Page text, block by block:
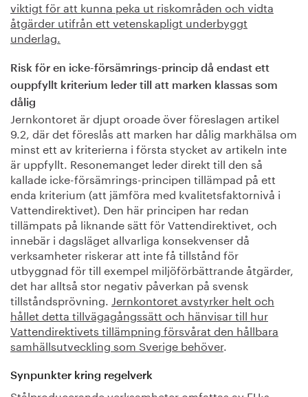
viktigt för att kunna peka ut riskområden och vidta
åtgärder utifrån ett vetenskapligt underbyggt
underlag.
Risk för en icke-försämrings-princip då endast ett
ouppfyllt kriterium leder till att marken klassas som
dålig
Jernkontoret är djupt oroade över föreslagen artikel
9.2, där det föreslås att marken har dålig markhälsa om
minst ett av kriterierna i första stycket av artikeln inte
är uppfyllt. Resonemanget leder direkt till den så
kallade icke-försämrings-principen tillämpad på ett
enda kriterium (att jämföra med kvalitetsfaktornivå i
Vattendirektivet). Den här principen har redan
tillämpats på liknande sätt för Vattendirektivet, och
innebär i dagsläget allvarliga konsekvenser då
verksamheter riskerar att inte få tillstånd för
utbyggnad för till exempel miljöförbättrande åtgärder,
det har alltså stor negativ påverkan på svensk
tillståndsprövning. Jernkontoret avstyrker helt och
hållet detta tillvägagångssätt och hänvisar till hur
Vattendirektivets tillämpning försvårat den hållbara
samhällsutveckling som Sverige behöver.
Synpunkter kring regelverk